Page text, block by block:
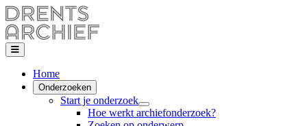
Home
Onderzoeken
Start je onderzoek
Hoe werkt archiefonderzoek?